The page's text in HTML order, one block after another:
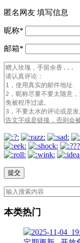
匿名网友 填写信息
昵称*
邮箱*
本类热门